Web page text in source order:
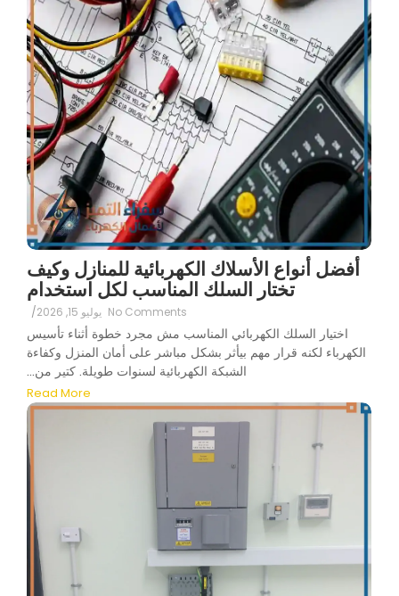
أفضل أنواع الأسلاك الكهربائية للمنازل وكيف
تختار السلك المناسب لكل استخدام
يوليو 15, 2026 / No Comments
اختيار السلك الكهربائي المناسب مش مجرد خطوة أثناء تأسيس
الكهرباء لكنه قرار مهم بيأثر بشكل مباشر على أمان المنزل وكفاءة
الشبكة الكهربائية لسنوات طويلة. كتير من...
Read More